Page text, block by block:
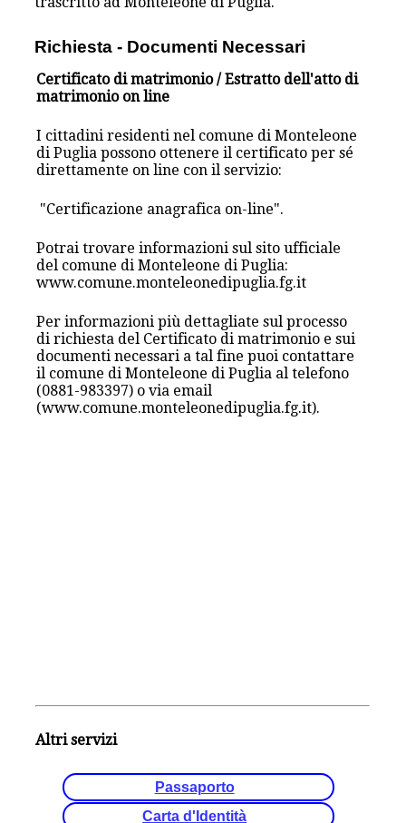
Richiesta - Documenti Necessari
Certificato di matrimonio / Estratto dell'atto di
matrimonio on line
I cittadini residenti nel comune di Monteleone
di Puglia possono ottenere il certificato per sé
direttamente on line con il servizio:
"Certificazione anagrafica on-line".
Potrai trovare informazioni sul sito ufficiale
del comune di Monteleone di Puglia:
www.comune.monteleonedipuglia.fg.it
Per informazioni più dettagliate sul processo
di richiesta del Certificato di matrimonio e sui
documenti necessari a tal fine puoi contattare
il comune di Monteleone di Puglia al telefono
(0881-983397) o via email
(www.comune.monteleonedipuglia.fg.it).
Altri servizi
Passaporto
Carta d'Identità